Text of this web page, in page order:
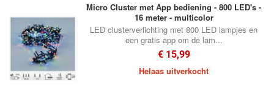
Micro Cluster met App bediening - 800 LED's -
16 meter - multicolor
LED clusterverlichting met 800 LED lampjes en
een gratis app om de lam...
€ 15,99
Helaas uitverkocht